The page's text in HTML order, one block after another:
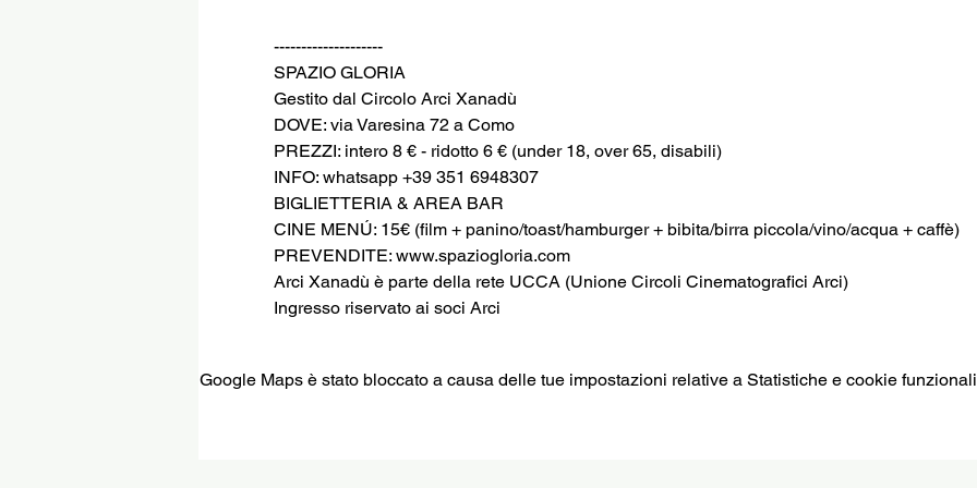
--------------------
SPAZIO GLORIA
Gestito dal Circolo Arci Xanadù
DOVE: via Varesina 72 a Como
PREZZI: intero 8 € - ridotto 6 € (under 18, over 65, disabili)
INFO: whatsapp +39 351 6948307
BIGLIETTERIA & AREA BAR
CINE MENÚ: 15€ (film + panino/toast/hamburger + bibita/birra piccola/vino/acqua + caffè)
PREVENDITE: www.spaziogloria.com
Arci Xanadù è parte della rete UCCA (Unione Circoli Cinematografici Arci)
Ingresso riservato ai soci Arci
Google Maps è stato bloccato a causa delle tue impostazioni relative a Statistiche e cookie